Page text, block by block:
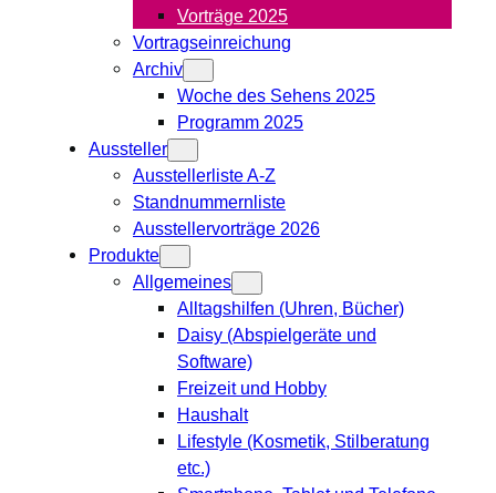
Vorträge 2025
Vortragseinreichung
Archiv
Woche des Sehens 2025
Programm 2025
Aussteller
Ausstellerliste A-Z
Standnummernliste
Ausstellervorträge 2026
Produkte
Allgemeines
Alltagshilfen (Uhren, Bücher)
Daisy (Abspielgeräte und
Software)
Freizeit und Hobby
Haushalt
Lifestyle (Kosmetik, Stilberatung
etc.)